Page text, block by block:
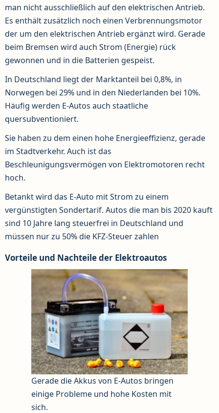
man nicht ausschließlich auf den elektrischen Antrieb.
Es enthält zusätzlich noch einen Verbrennungsmotor
der um den elektrischen Antrieb ergänzt wird. Gerade
beim Bremsen wird auch Strom (Energie) rück
gewonnen und in die Batterien gespeist.
In Deutschland liegt der Marktanteil bei 0,8%, in
Norwegen bei 29% und in den Niederlanden bei 10%.
Häufig werden E-Autos auch staatliche
quersubventioniert.
Sie haben zu dem einen hohe Energieeffizienz, gerade
im Stadtverkehr. Auch ist das
Beschleunigungsvermögen von Elektromotoren recht
hoch.
Betankt wird das E-Auto mit Strom zu einem
vergünstigten Sondertarif. Autos die man bis 2020 kauft
sind 10 Jahre lang steuerfrei in Deutschland und
müssen nur zu 50% die KFZ-Steuer zahlen
Vorteile und Nachteile der Elektroautos
Gerade die Akkus von E-Autos bringen
einige Probleme und hohe Kosten mit
sich.